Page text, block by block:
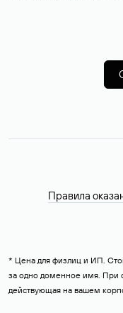
Правила
* Цена для физлиц и ИП.
за одно доменное имя. При
действующая на вашем